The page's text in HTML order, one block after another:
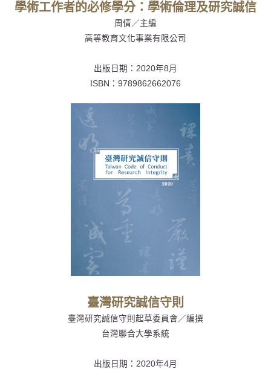
學術工作者的必修學分：學術倫理及研究誠信
周倩／主編
高等教育文化事業有限公司
出版日期： 2020年8月
ISBN： 9789862662076
臺灣研究誠信守則
臺灣研究誠信守則起草委員會／編撰
台灣聯合大學系統
出版日期： 2020年4月